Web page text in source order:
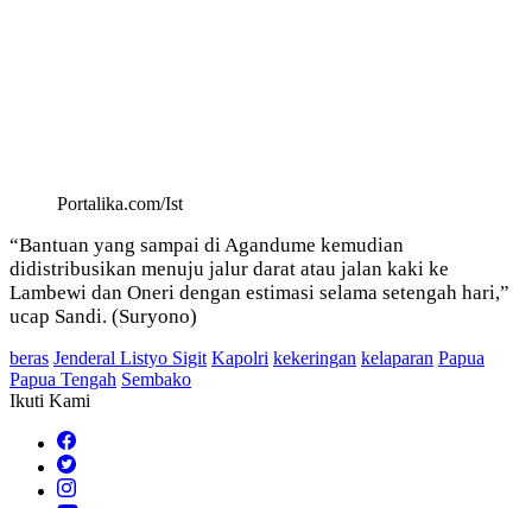
Portalika.com/Ist
“Bantuan yang sampai di Agandume kemudian
didistribusikan menuju jalur darat atau jalan kaki ke
Lambewi dan Oneri dengan estimasi selama setengah hari,”
ucap Sandi. (Suryono)
beras Jenderal Listyo Sigit Kapolri kekeringan kelaparan Papua
Papua Tengah Sembako
Ikuti Kami